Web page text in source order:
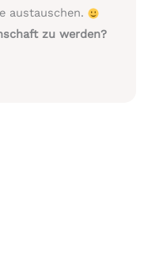
austauschen.
zu werden?